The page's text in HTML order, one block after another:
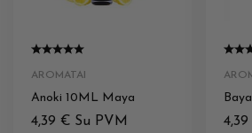
AROMATAI
Anoki 10ML Maya
4,39 € Su PVM 4,39